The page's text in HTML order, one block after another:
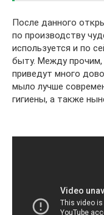
После данного
по производству
используется и по
быту. Между
приведут много
мыло лучше
гигиены, а также